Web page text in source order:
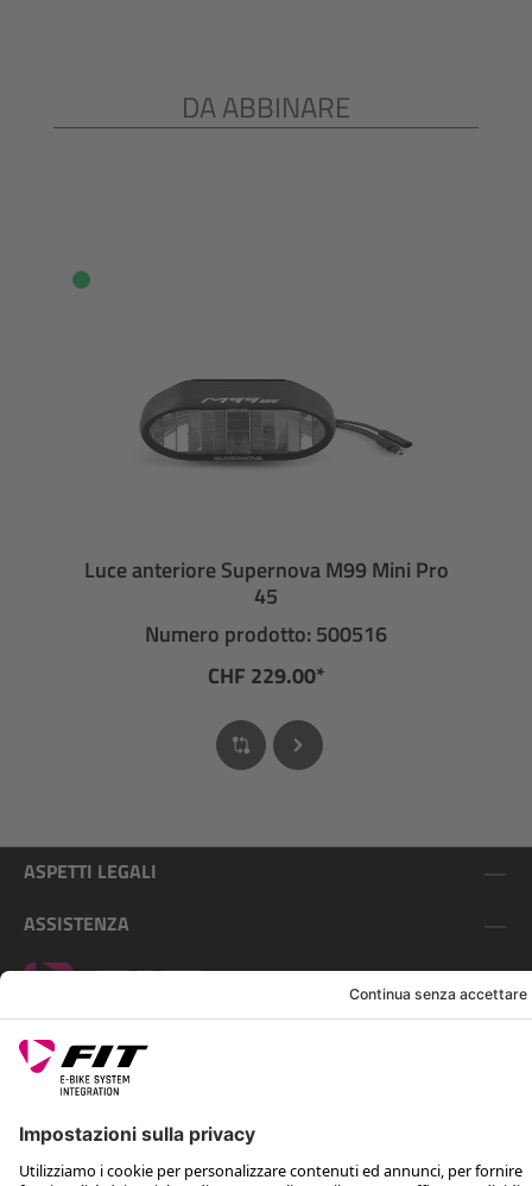
Salta la galleria dei prodotti
DA ABBINARE
Luce anteriore Supernova M99 Mini Pro
45
Numero prodotto: 500516
CHF 229.00*
ASPETTI LEGALI
ASSISTENZA